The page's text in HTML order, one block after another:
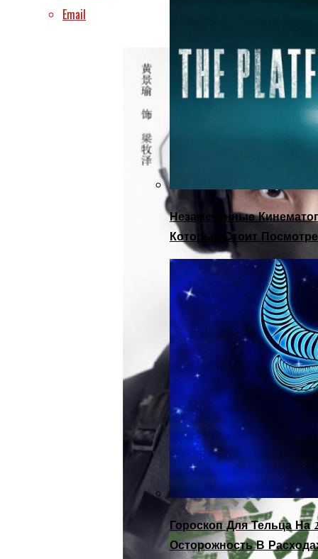
Незамеченные
Которые Стоит
Гороскоп Для Тельца На
Осторожность В
Email